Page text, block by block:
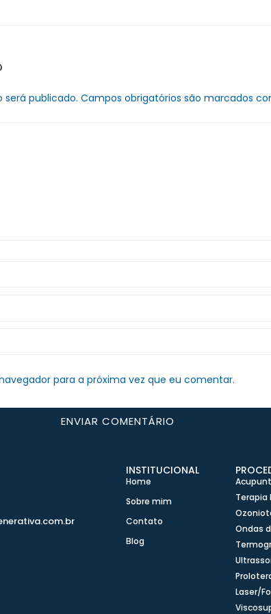
publicado. Campos obrigatórios são marcados
para a próxima vez que eu comentar.
INSTITUCIONAL
Home
Sobre mim
Contato
Blog
Terapia
Ondas
Laser/